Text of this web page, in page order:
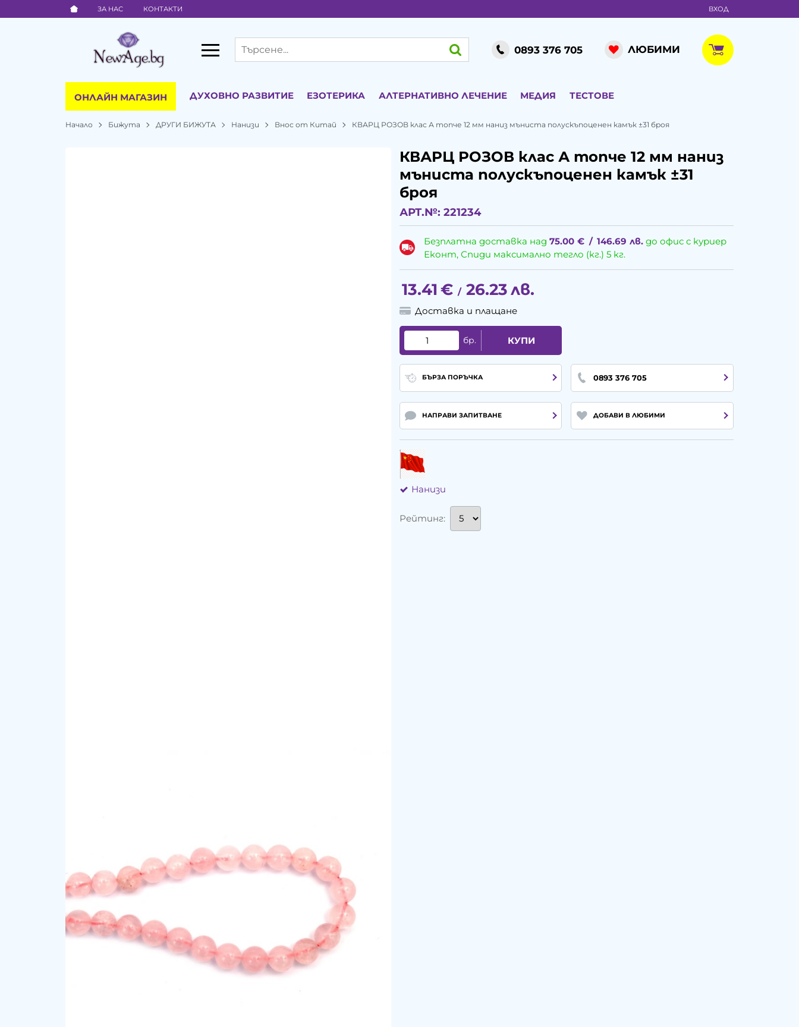
ЗА НАС КОНТАКТИ ВХОД
0893 376 705 ЛЮБИМИ
ОНЛАЙН МАГАЗИН ДУХОВНО РАЗВИТИЕ ЕЗОТЕРИКА АЛТЕРНАТИВНО ЛЕЧЕНИЕ МЕДИЯ ТЕСТОВЕ
Начало Бижута ДРУГИ БИЖУТА Нанизи Внос от Китай КВАРЦ РОЗОВ клас А топче 12 мм наниз мъниста полускъпоценен камък ±31 броя
КВАРЦ РОЗОВ клас А топче 12 мм наниз
мъниста полускъпоценен камък ±31
броя
АРТ.№: 221234
Безплатна доставка над75.00 € / 146.69 лв. до офис с куриер
Еконт, Спиди максимално тегло (кг.) 5 кг.
13.41 € / 26.23лв.
Доставка и плащане
бр. КУПИ
БЪРЗА ПОРЪЧКА 0893 376 705
НАПРАВИ ЗАПИТВАНЕ ДОБАВИ В ЛЮБИМИ
Нанизи
Рейтинг: